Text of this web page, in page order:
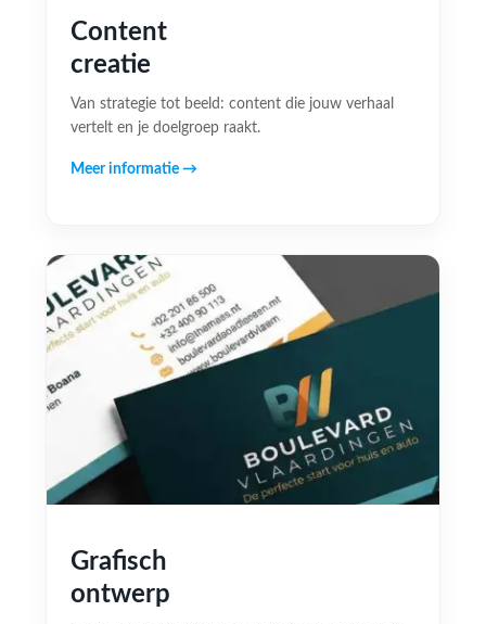
Content
creatie
Van strategie tot beeld: content die jouw verhaal
vertelt en je doelgroep raakt.
Meer informatie →
Grafisch
ontwerp